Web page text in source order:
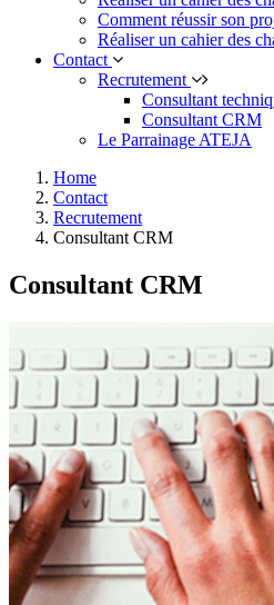
Comment réussir son
Réaliser un cahier des
Contact
Recrutement
Consultant
Consultant CRM
Le Parrainage ATEJA
Home
Contact
Recrutement
Consultant CRM
Consultant CRM